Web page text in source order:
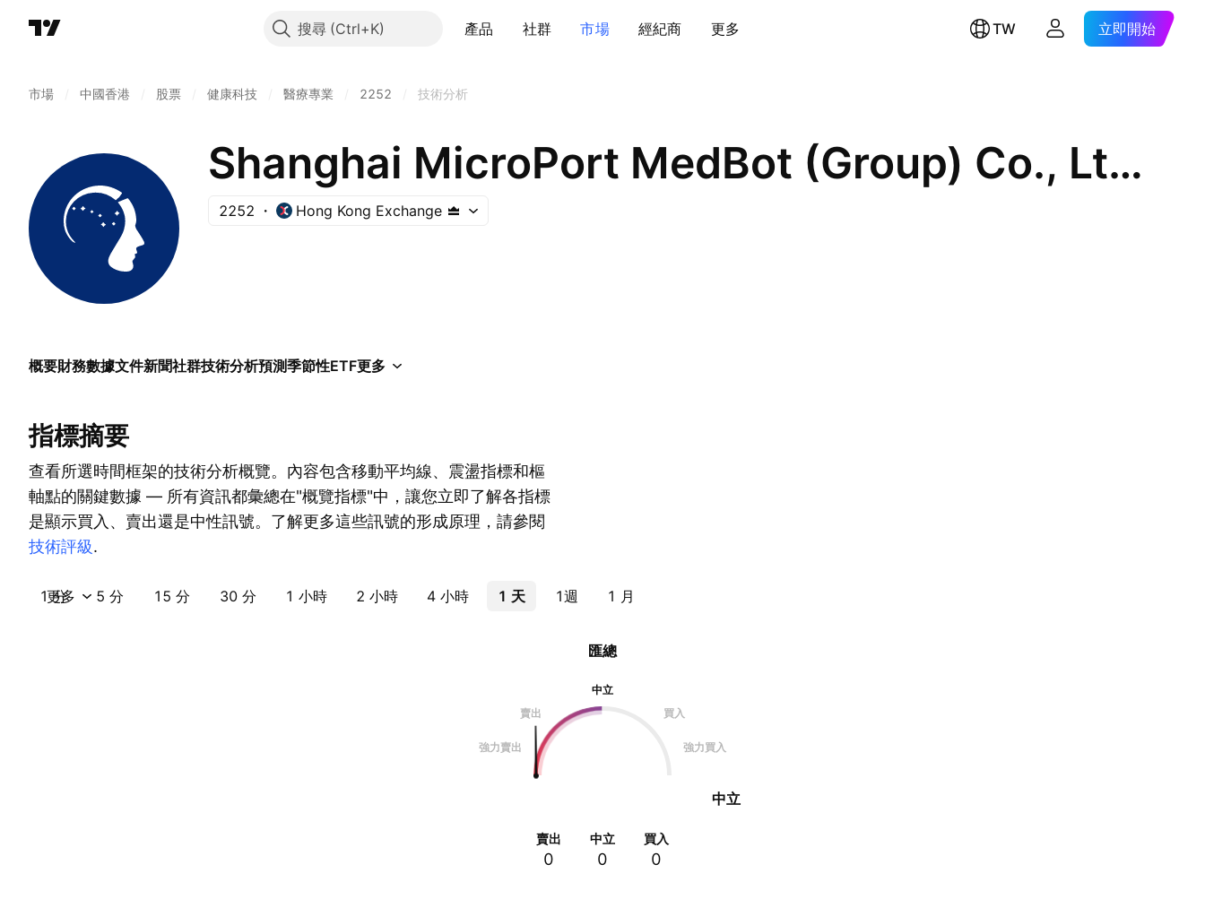
搜尋 產品 社群 市場 經紀商 更多 TW 立即開始
市場 中國香港 股票 健康科技 醫療專業 2252 技術分析
Shanghai MicroPort MedBot (Group) Co., Ltd. Class H
2252 Hong Kong Exchange
概要財務數據文件新聞社群技術分析預測季節性ETF更多
指標摘要
查看所選時間框架的技術分析概覽。內容包含移動平均線、震盪指標和樞
軸點的關鍵數據 — 所有資訊都彙總在"概覽指標"中，讓您立即了解各指標
是顯示買入、賣出還是中性訊號。了解更多這些訊號的形成原理，請參閱
技術評級.
1 分 5 分 15 分 30 分 1 小時 2 小時 4 小時 1 天 1週 1 月
更多
匯總
中立
賣出
買入
強力賣出 強力買入
中立
賣出
0
中立
0
買入
0